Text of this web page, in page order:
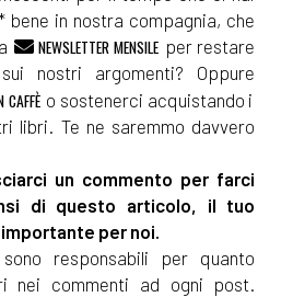
di una vita, di
Santoro: incipit
Divertendosi A
Chiara Rossi:
in nostra compagnia, che
NEWSLETTER MENSILE per restare
nostri argomenti? Oppure
CAFFÈ o sostenerci acquistando i
libri. Te ne saremmo davvero
un commento per farci
di questo articolo, il tuo
per noi.
responsabili per quanto
nei commenti ad ogni post.